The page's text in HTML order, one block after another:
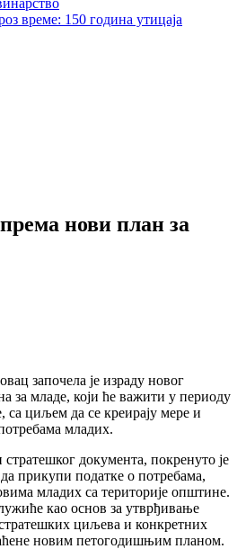
време: 150 година утицаја
нови план за
започела је израду новог
за младе, који ће важити у периоду
са циљем да се креирају мере и
младих.
документа, покренуто је
прикупи податке о потребама,
младих са територије општине.
као основ за утврђивање
циљева и конкретних
новим петогодишњим планом.